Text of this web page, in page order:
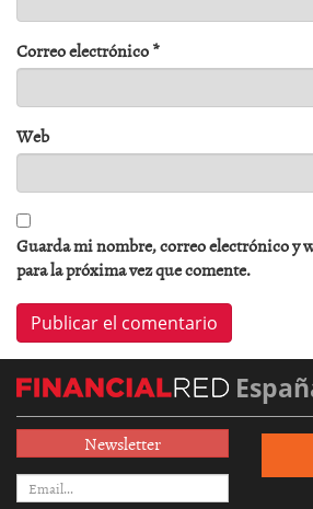
Correo electrónico*
Web
Guarda mi nombre, correo electrónico y
para la próxima vez que comente.
Newsletter